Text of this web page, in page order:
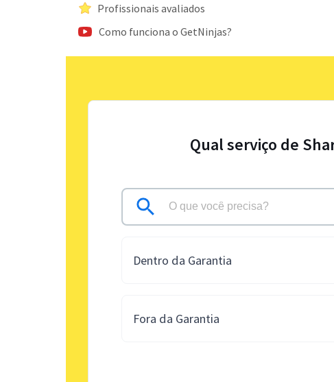
Profissionais avaliados
Como funciona o GetNinjas?
Qual serviço de
Dentro da Garantia
Fora da Garantia